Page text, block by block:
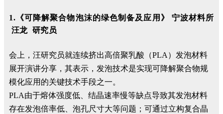
1.《可降解聚合物泡沫的绿色制备及应用》 宁波材料所
汪龙 研究员
会上，汪研究员就连续挤出高倍聚乳酸（PLA）发泡材料
展开演讲分享，其表示，发泡技术是实现可降解聚合物规
模化应用的关键技术手段之一。
PLA由于熔体强度低、结晶速率慢等缺点导致其发泡材料
存在发泡倍率低、泡孔尺寸大等问题；可通过立构复合晶